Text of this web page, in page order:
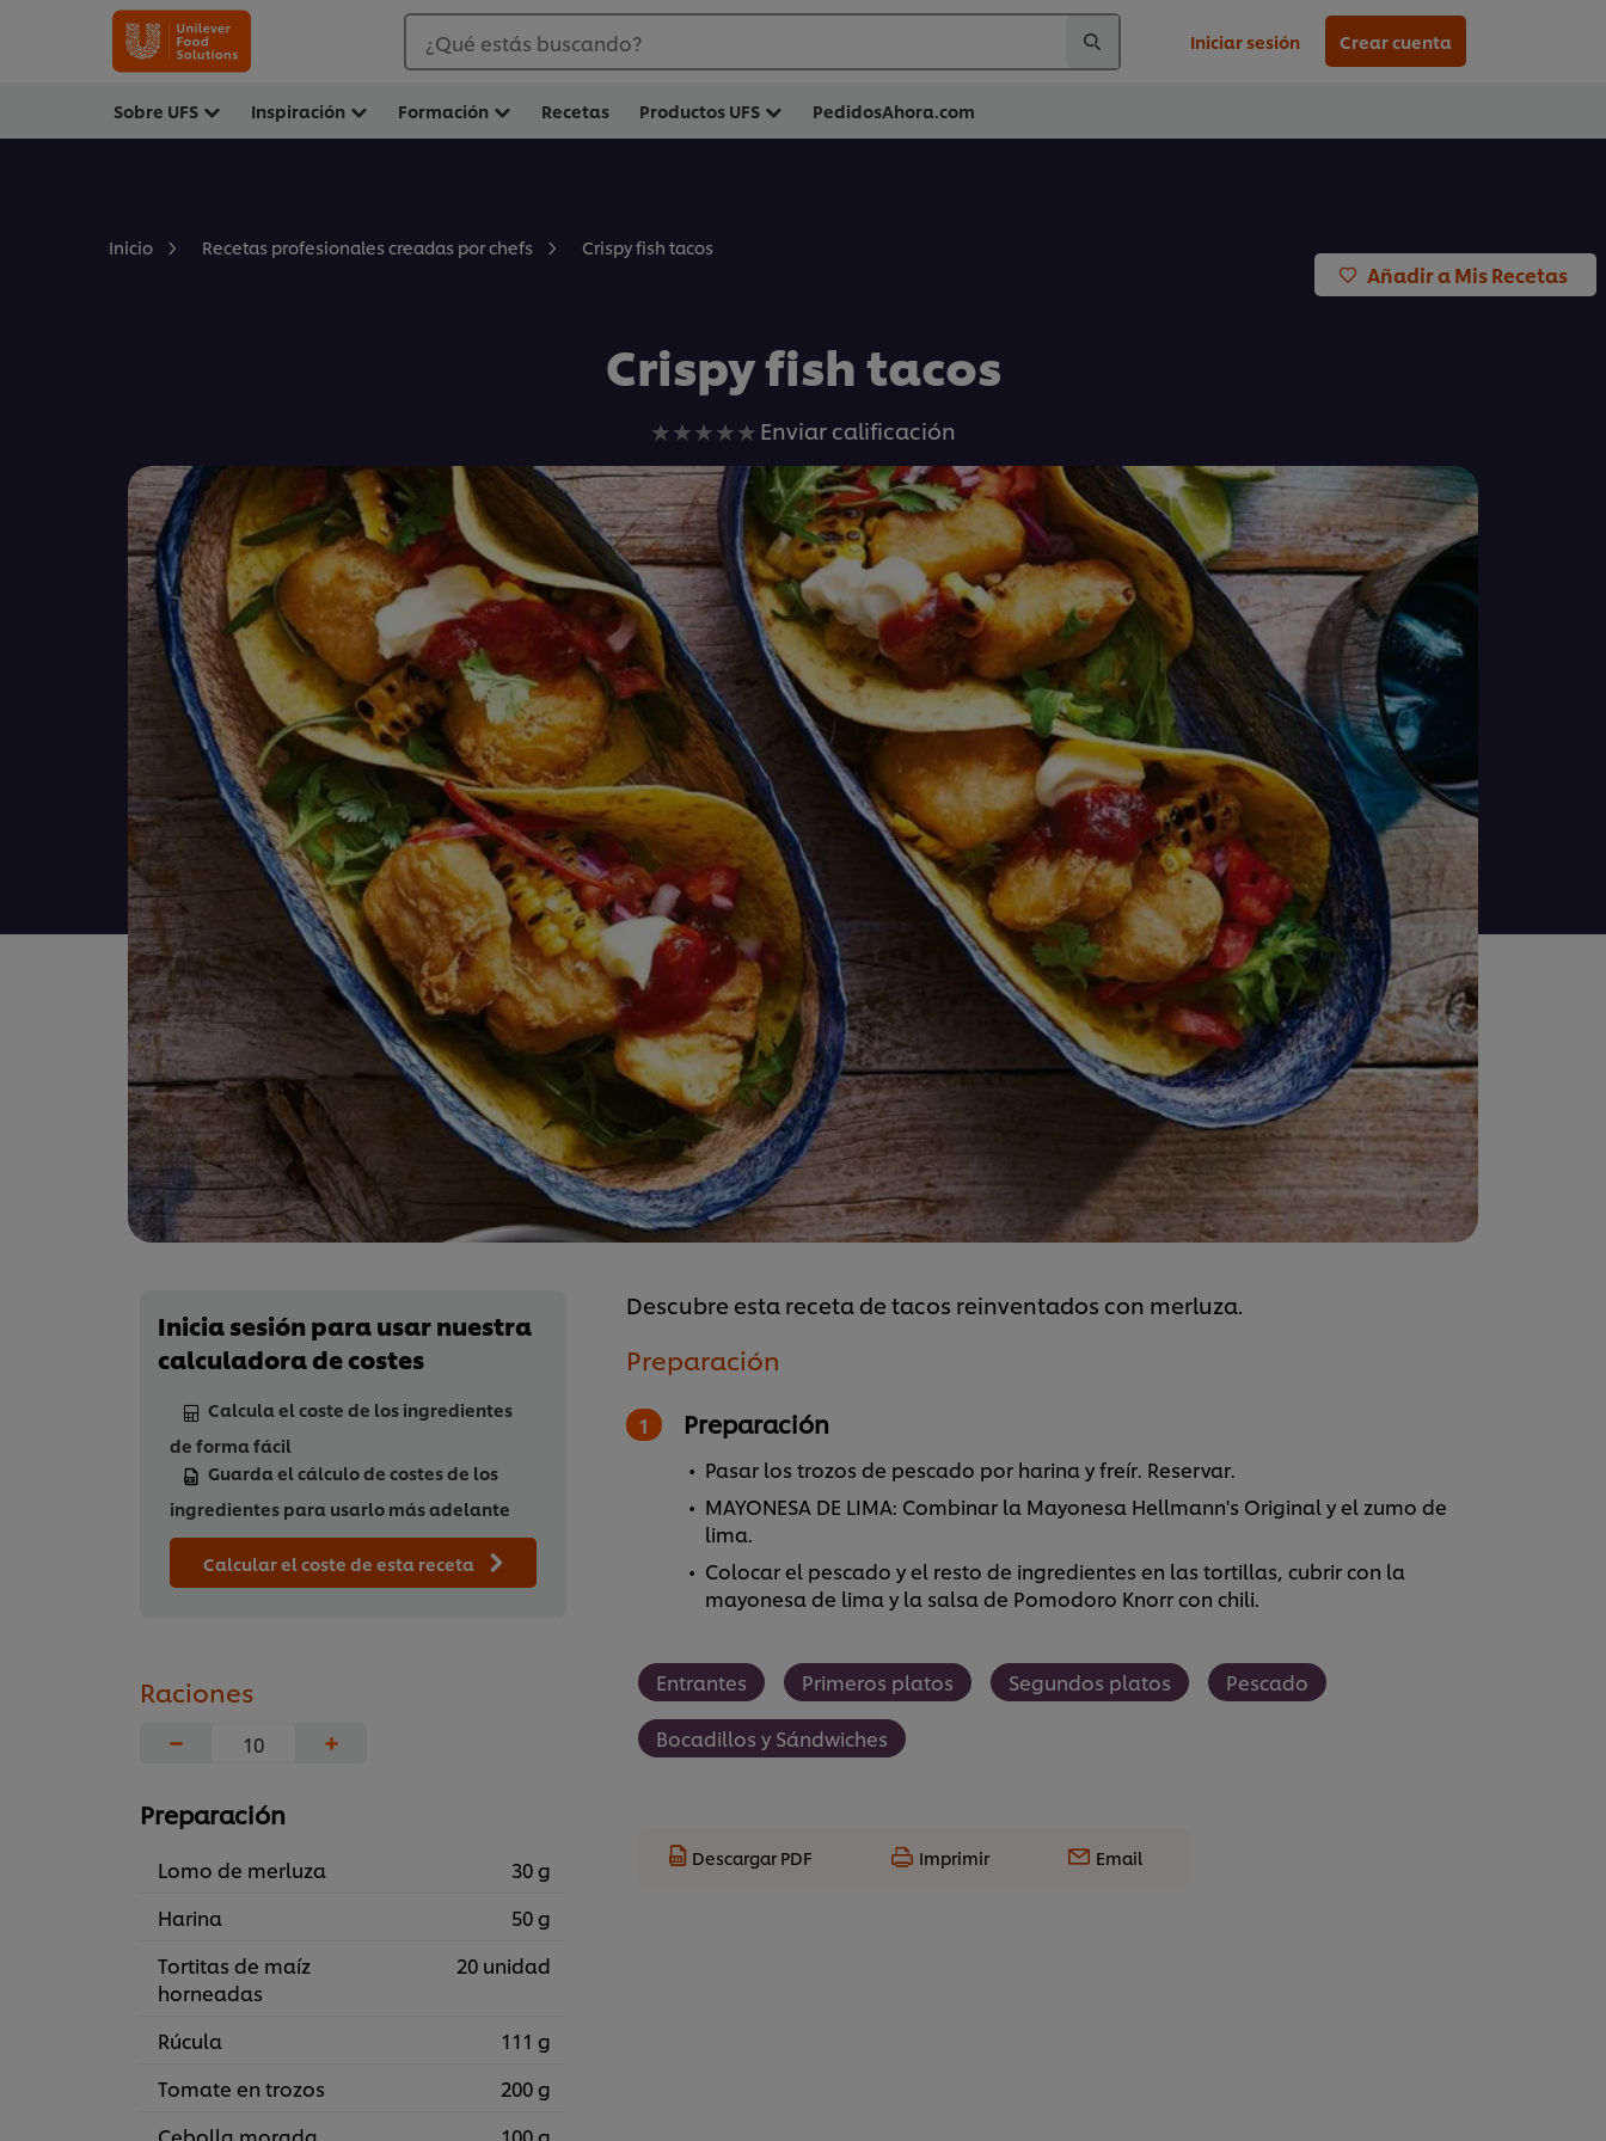
¿Qué estás buscando? Iniciar sesión Crear cuenta
Sobre UFS Inspiración Formación Recetas Productos UFS PedidosAhora.com
Inicio Recetas profesionales creadas por chefs Crispy fish tacos
Añadir a Mis Recetas
Crispy fish tacos
No
se
han
enviado
calificaciones
para
este
recipe
Enviar calificación
Inicia sesión para usar nuestra
calculadora de costes
Calcula el coste de los ingredientes
de forma fácil
Guarda el cálculo de costes de los
ingredientes para usarlo más adelante
Calcular el coste de esta receta
Raciones
−
+
Preparación
Lomo de merluza
30 g
Harina
50 g
Tortitas de maíz
horneadas
20 unidad
Rúcula
111 g
Tomate en trozos
200 g
Descubre esta receta de tacos reinventados con merluza.
Preparación
Preparación
Pasar los trozos de pescado por harina y freír. Reservar.
MAYONESA DE LIMA: Combinar la Mayonesa Hellmann's Original y el zumo de
lima.
Colocar el pescado y el resto de ingredientes en las tortillas, cubrir con la
mayonesa de lima y la salsa de Pomodoro Knorr con chili.
Entrantes Primeros platos Segundos platos Pescado
Bocadillos y Sándwiches
Descargar PDF Imprimir Email